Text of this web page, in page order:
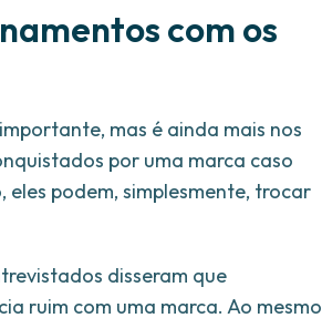
com os
mas é ainda mais nos
por uma marca caso
podem, simplesmente, trocar
disseram que
ruim com uma marca. Ao mesmo